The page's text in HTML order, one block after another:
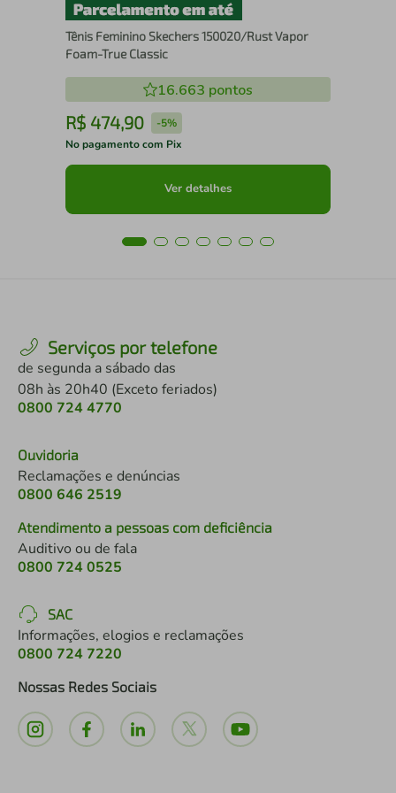
Tênis Feminino Skechers 150020/Rust Vapor
Foam-True Classic
16.663 pontos
R$ 474,90 -5%
No pagamento com Pix
Ver detalhes
Serviços por telefone
de segunda a sábado das
08h às 20h40 (Exceto feriados)
0800 724 4770
Ouvidoria
Reclamações e denúncias
0800 646 2519
Atendimento a pessoas com deficiência
Auditivo ou de fala
0800 724 0525
SAC
Informações, elogios e reclamações
0800 724 7220
Nossas Redes Sociais